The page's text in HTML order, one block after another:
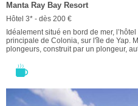
Manta Ray Bay Resort
Hôtel 3* - dès 200 €
Idéalement situé en bord de mer,
principale de Colonia, sur l'île de Yap.
plongeurs, construit par un plongeur,